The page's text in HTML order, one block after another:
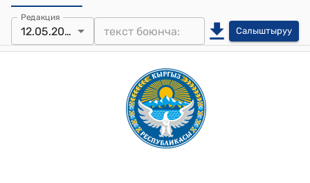
Редакция
12.05.2026 Салыштыруу